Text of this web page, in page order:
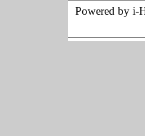
Powered by